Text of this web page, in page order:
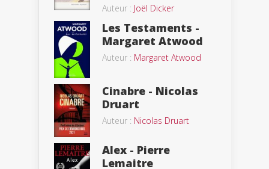
Auteur : Joël Dicker
Les Testaments -
Margaret Atwood
Auteur : Margaret Atwood
Cinabre - Nicolas
Druart
Auteur : Nicolas Druart
Alex - Pierre
Lemaitre